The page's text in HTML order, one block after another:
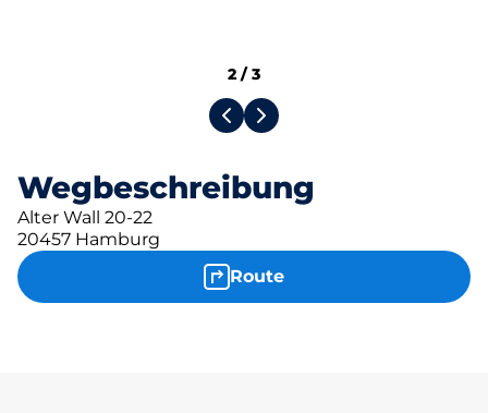
Wegbeschreibung
Alter Wall 20-22
20457 Hamburg
Route
2 /3